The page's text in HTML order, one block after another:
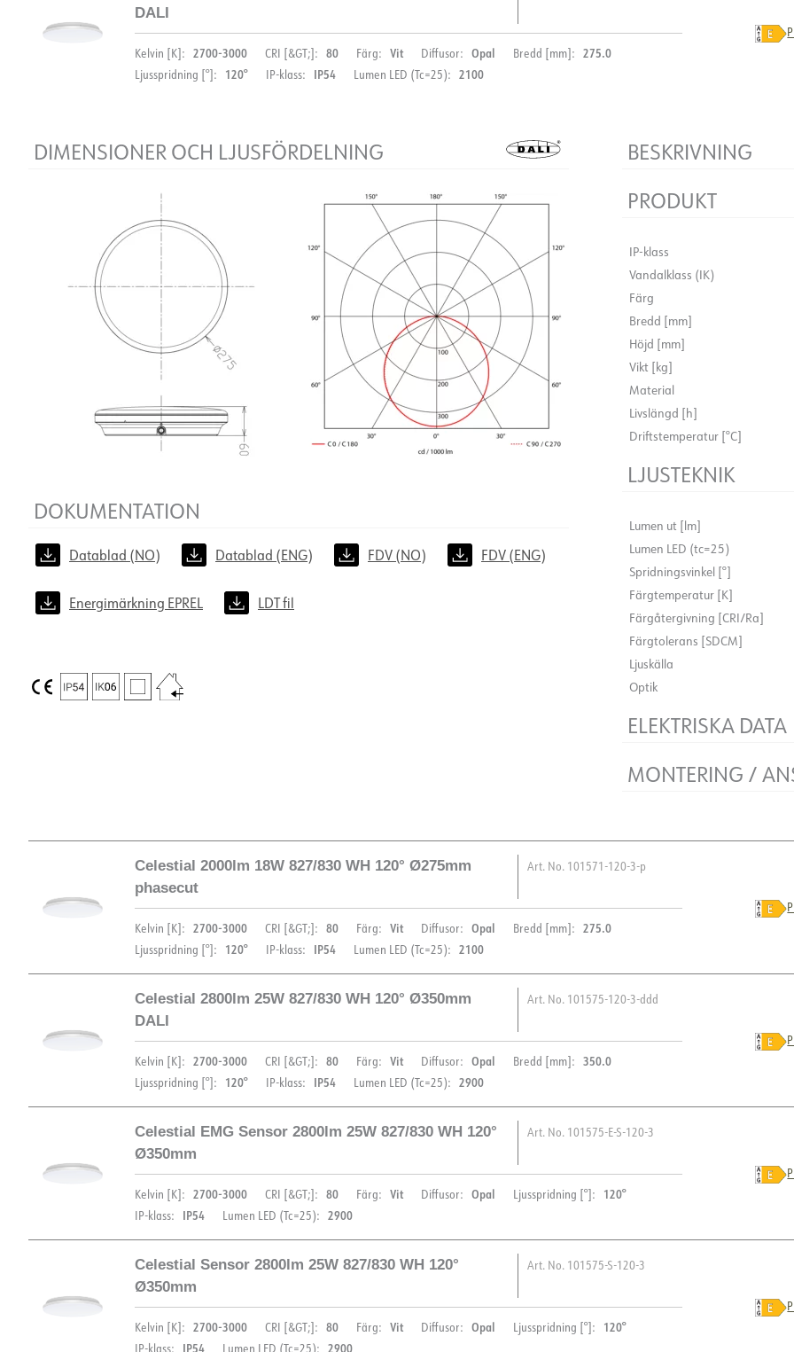
DIMENSIONER OCH LJUSFÖRDELNING
DOKUMENTATION
Datablad (NO) Datablad (ENG) FDV (NO) FDV (ENG)
Vandalklass (IK)
Färg
Höjd [mm]
Material
Livslängd [h]
Driftstemperatur [°C]
LJUSTEKNIK
Lumen ut [lm]
Lumen LED (tc=25)
Spridningsvinkel [°]
Färgåtergivning [CRI/Ra]
Ljuskälla
Optik
ELEKTRISKA DATA
Dimningstyp
Flimmerfri
Spänning [V]
Isoleringsklass
Systemeffekt [W]
Max. last per kurs - C10
Startström Imax [A]
Start aktuell tid [µs]
MONTERING /
Anslutning
DALI
Kelvin [K]: 2700-3000 CRI [&GT;]: 80 Färg: Vit Diffusor: Opal Bredd [mm]: 275.0
Ljusspridning [°]: 120° IP-klass: IP54 Lumen LED (Tc=25): 2100
DIMENSIONER OCH LJUSFÖRDELNING
DOKUMENTATION
Datablad (NO) Datablad (ENG) FDV (NO) FDV (ENG)
Energimärkning EPREL LDT fil
BESKRIVNING
DALI2 LED 18W
(standard), 3000K.
PRODUKT
IP-klass
Vandalklass (IK)
Färg
Bredd [mm]
Höjd [mm]
Vikt [kg]
Material
Livslängd [h]
Driftstemperatur [°C]
LJUSTEKNIK
Lumen ut [lm]
Lumen LED (tc=25)
Spridningsvinkel [°]
Färgtemperatur [K]
Färgåtergivning [CRI/Ra]
Färgtolerans [SDCM]
Ljuskälla
Optik
ELEKTRISKA DATA
Dimningstyp
Flimmerfri
Ljuseffekt [lm/W]
Startström Imax [A]
Start aktuell tid [µs]
MONTERING /
Celestial 2000lm 18W 827/830 WH 120° Ø275mm
phasecut
Art. No. 101571-120-3-p
Kelvin [K]: 2700-3000 CRI [&GT;]: 80 Färg: Vit Diffusor: Opal Bredd [mm]: 275.0
Ljusspridning [°]: 120° IP-klass: IP54 Lumen LED (Tc=25): 2100
DIMENSIONER OCH LJUSFÖRDELNING
Storlek Ø270mm H60mm.
IP-klass
Färg
Vikt [kg]
Material
Driftstemperatur [°C]
Celestial 2800lm 25W 827/830 WH 120° Ø350mm
DALI
Art. No. 101575-120-3-ddd
Kelvin [K]: 2700-3000 CRI [&GT;]: 80 Färg: Vit Diffusor: Opal Bredd [mm]: 350.0
Ljusspridning [°]: 120° IP-klass: IP54 Lumen LED (Tc=25): 2900
DIMENSIONER OCH LJUSFÖRDELNING
Storlek Ø350mm H60mm.
IP-klass
Färg
Celestial EMG Sensor 2800lm 25W 827/830 WH 120°
Ø350mm
Art. No. 101575-E-S-120-3
Kelvin [K]: 2700-3000 CRI [&GT;]: 80 Färg: Vit Diffusor: Opal Ljusspridning [°]: 120°
IP-klass: IP54 Lumen LED (Tc=25): 2900
DIMENSIONER OCH LJUSFÖRDELNING
Celestial Sensor 2800lm 25W 827/830 WH 120°
Ø350mm
Art. No. 101575-S-120-3
Kelvin [K]: 2700-3000 CRI [&GT;]: 80 Färg: Vit Diffusor: Opal Ljusspridning [°]: 120°
IP-klass: IP54 Lumen LED (Tc=25): 2900